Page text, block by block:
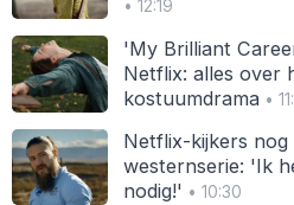
• 12:19
'My Brilliant
Netflix: alles over
kostuumdrama•
Netflix-kijkers nog
westernserie: 'Ik
nodig!' • 10:30